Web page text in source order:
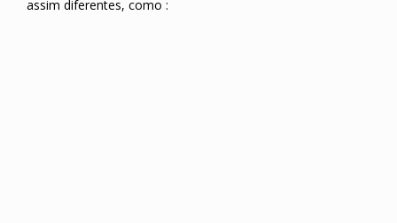
assim diferentes, como :